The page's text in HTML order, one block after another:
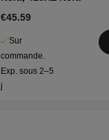
€45.59
Sur
commande.
Exp. sous 2–5
j